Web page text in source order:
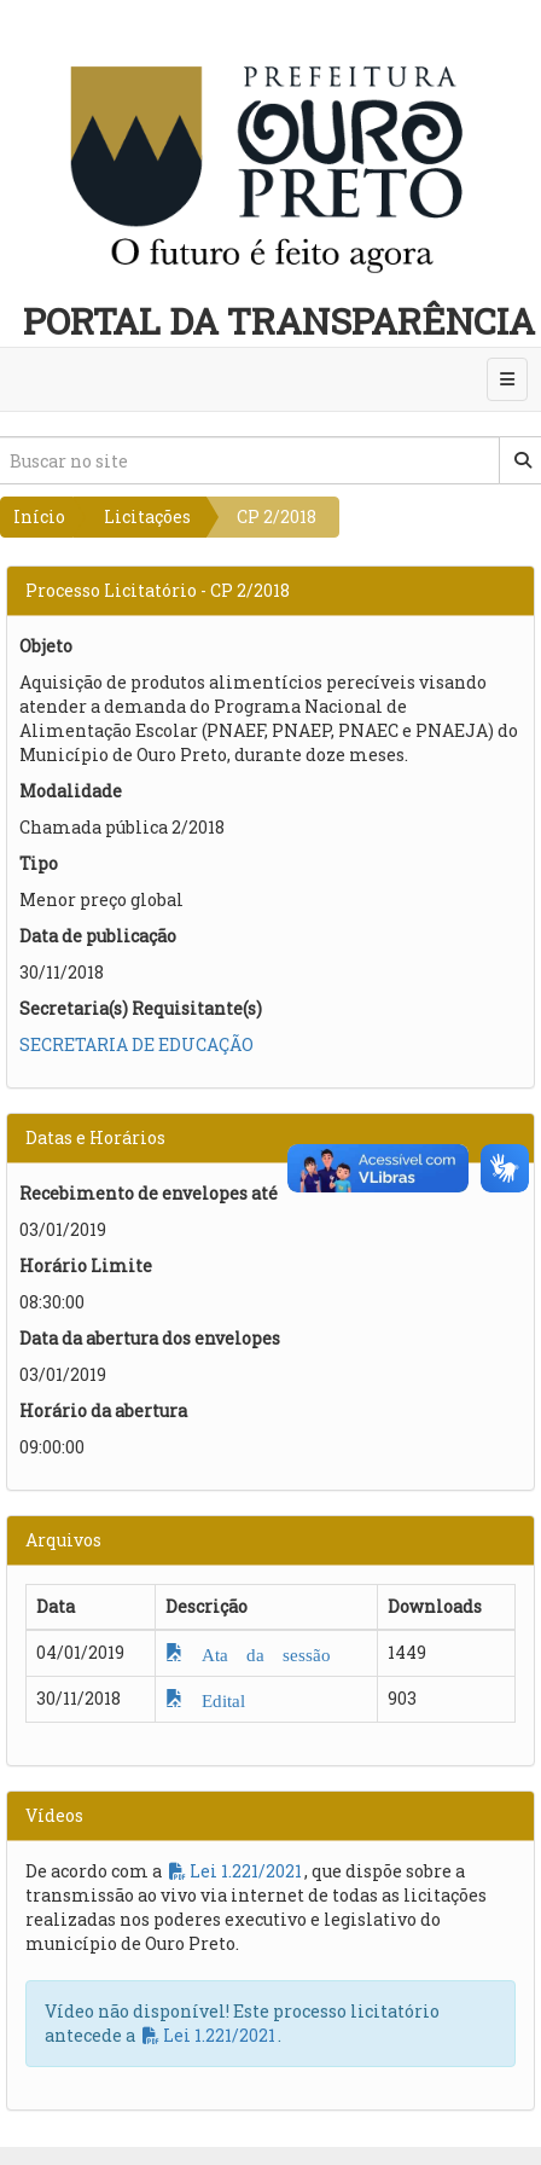
PORTAL DA TRANSPARÊNCIA
Início Licitações CP 2/2018
Processo Licitatório - CP 2/2018
Objeto
Aquisição de produtos alimentícios perecíveis visando
atender a demanda do Programa Nacional de
Alimentação Escolar (PNAEF, PNAEP, PNAEC e PNAEJA) do
Município de Ouro Preto, durante doze meses.​
Modalidade
Chamada pública 2/2018
Tipo
Menor preço global
Data de publicação
30/11/2018
Secretaria(s) Requisitante(s)
SECRETARIA DE EDUCAÇÃO
Datas e Horários
Recebimento de envelopes até
03/01/2019
Horário Limite
08:30:00
Data da abertura dos envelopes
03/01/2019
Horário da abertura
09:00:00
Arquivos
Data Descrição
Downloads
04/01/2019
Ata da sessão
1449
30/11/2018
Edital 903
Vídeos
De acordo com a Lei 1.221/2021 , que dispõe sobre a
transmissão ao vivo via internet de todas as licitações
realizadas nos poderes executivo e legislativo do
município de Ouro Preto.
Vídeo não disponível! Este processo licitatório
antecede a
Lei 1.221/2021